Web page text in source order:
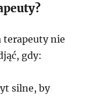
terapeuty nie
gdy:
silne, by